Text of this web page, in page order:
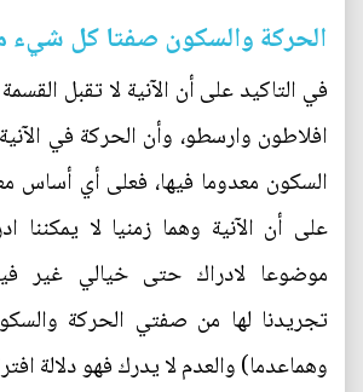
الحركة والسكون صفتا كل شيء
في التاكيد على أن الآنية لا تقبل
افلاطون وارسطو، وأن الحركة في
السكون معدوما فيها، فعلى أي أساس
على أن الآنية وهما زمنيا لا يمكننا
موضوعا لادراك حتى خيالي غير
تجريدنا لها من صفتي الحركة
وهماعدما) والعدم لا يدرك فهو دلالة